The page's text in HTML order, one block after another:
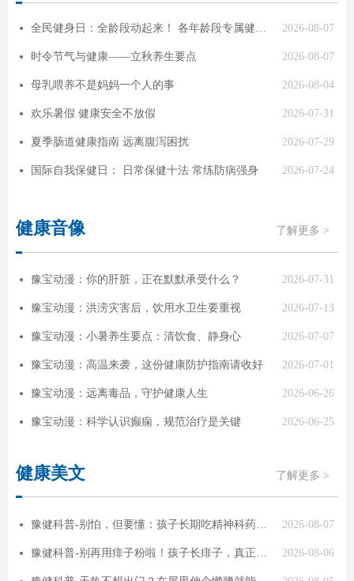
2026-08-07
넸 全民健身日：全龄段动起来！ 各年龄段专属健身指南
2026-08-07
넸 时令节气与健康——立秋养生要点
2026-08-04
넸 母乳喂养不是妈妈一个人的事
2026-07-31
넸 欢乐暑假 健康安全不放假
2026-07-29
넸 夏季肠道健康指南 远离腹泻困扰
2026-07-24
넸 国际自我保健日： 日常保健十法 常练防病强身
健康音像
2026-07-31
넸 豫宝动漫：你的肝脏，正在默默承受什么？
2026-07-13
넸 豫宝动漫：洪涝灾害后，饮用水卫生要重视
2026-07-07
넸 豫宝动漫：小暑养生要点：清饮食、静身心
2026-07-01
넸 豫宝动漫：高温来袭，这份健康防护指南请收好
2026-06-26
넸 豫宝动漫：远离毒品，守护健康人生
2026-06-25
넸 豫宝动漫：科学认识癫痫，规范治疗是关键
了解更多 >
健康美文
2026-08-07
넸 豫健科普-别怕，但要懂：孩子长期吃精神科药物，副作用怎么管？
2026-08-06
넸 豫健科普-别再用痱子粉啦！孩子长痱子，真正有用的是……
了解更多 >